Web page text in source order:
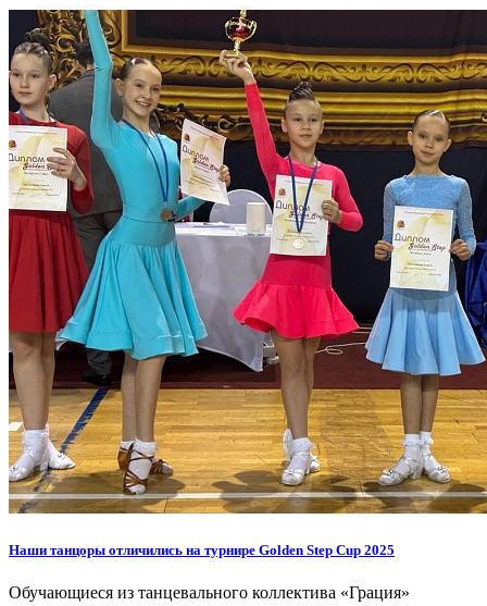
Наши танцоры отличились на турнире Golden Step Cup 2025
Обучающиеся из танцевального коллектива «Грация»